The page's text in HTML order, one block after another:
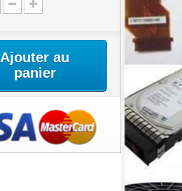
Ajouter au
panier